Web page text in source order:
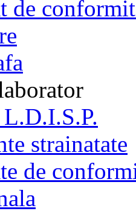
de
strainatate
de